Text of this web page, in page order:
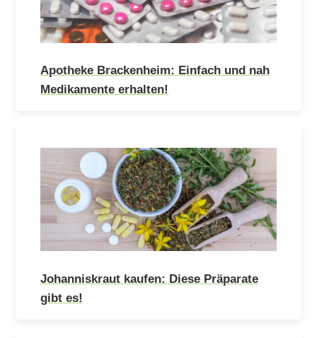
Apotheke Brackenheim: Einfach und nah
Medikamente erhalten!
Johanniskraut kaufen: Diese Präparate
gibt es!